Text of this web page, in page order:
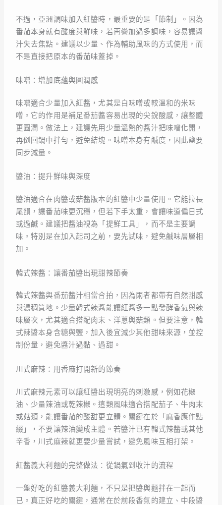
不過，亞洲調味加入紅醬時，最重要的是「節制」。因為
番茄本身就有酸度與鮮味，若再疊加過多調味，容易讓醬
汁失去焦點。建議以少量、作為輔助風味的方式使用，而
不是直接把原本的番茄味蓋掉。
味噌：增加底蘊與圓潤感
味噌適合少量加入紅醬，尤其是白味噌或較溫和的米味
噌。它的作用是補足番茄醬容易出現的尖銳酸感，讓整體
更圓潤。做法上，建議先用少量溫熱的醬汁把味噌化開，
再倒回鍋中拌勻，避免結塊。味噌本身有鹹度，因此鹽要
同步減量。
醬油：提升鮮味與深度
醬油適合在肉醬或菇醬版本的紅醬中少量使用。它能拉長
尾韻，讓番茄味更沉穩，但若下手太重，會讓味道偏日式
或過鹹。建議把醬油視為「提鮮工具」，而不是主要調
味。特別是在加入起司之前，要先試味，避免鹹味層層相
加。
韓式辣醬：讓番茄醬出現甜辣節奏
韓式辣醬與番茄醬汁相當合拍，因為兩者都帶有自然甜感
與濃稠質地。少量韓式辣醬能讓紅醬多一點發酵香氣與辣
味層次，尤其適合搭配肉末、洋蔥與菇類。但要注意，韓
式辣醬本身含糖與鹽，加入後宜減少其他甜味來源，並控
制份量，避免醬汁過黏、過甜。
川式麻辣：用香麻打開新的節奏
川式麻辣元素可以讓紅醬出現明亮的刺激感，例如花椒
油、少量辣油或乾辣椒。這類風味適合搭配茄子、牛肉末
或菇類，能讓番茄的酸甜更立體。關鍵在於「麻香應作點
綴」，不要讓辣油變成主體。若醬汁已有韓式辣醬或其他
辛香，川式麻辣就更要少量嘗試，避免風味互相打架。
紅醬義大利麵的完整做法：從鍋氣到收汁的流程
一盤好吃的紅醬義大利麵，不只是把醬與麵拌在一起而
已。真正好吃的關鍵，通常在於前段香氣的建立、中段醬